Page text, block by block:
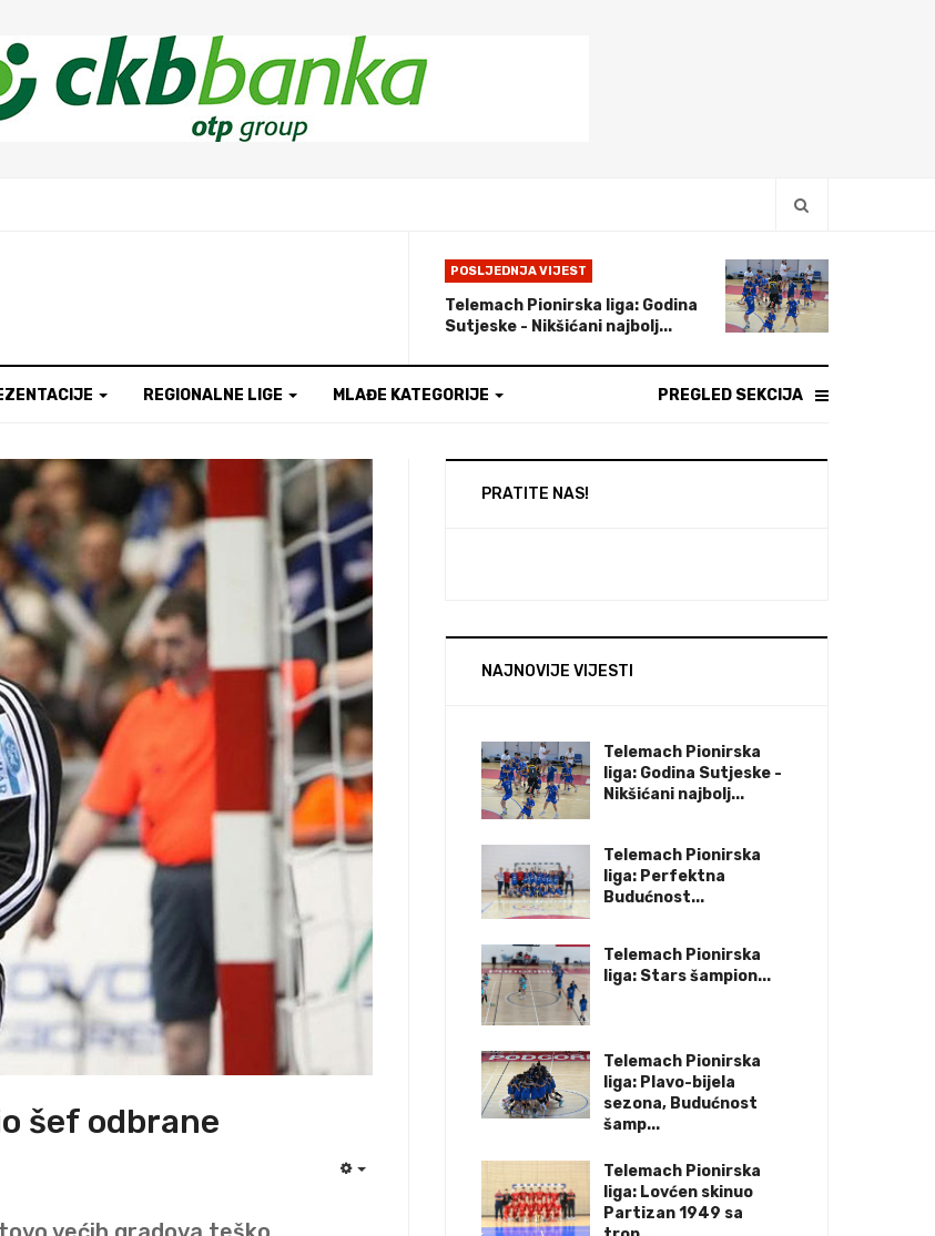
POSLJEDNJA VIJEST
Telemach Pionirska liga: Godina
Sutjeske - Nikšićani najbolj...
REGIONALNE LIGE MLAĐE KATEGORIJE PREGLED SEKCIJA
šef odbrane
PRATITE NAS!
NAJNOVIJE VIJESTI
Telemach Pionirska
liga: Godina Sutjeske -
Nikšićani najbolj...
Telemach Pionirska
liga: Perfektna
Budućnost...
Telemach Pionirska
liga: Stars šampion...
Telemach Pionirska
liga: Plavo-bijela
sezona, Budućnost
šamp...
Telemach Pionirska
liga: Lovćen skinuo
Partizan 1949 sa